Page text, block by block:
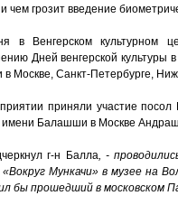
грозит введение
в Венгерском культурном
Дней венгерской культуры
Москве, Санкт-Петербурге,
приняли участие посол
Балашши в Москве Андраш
г-н Балла, -
Мункачи» в музее
бы прошедший в московском